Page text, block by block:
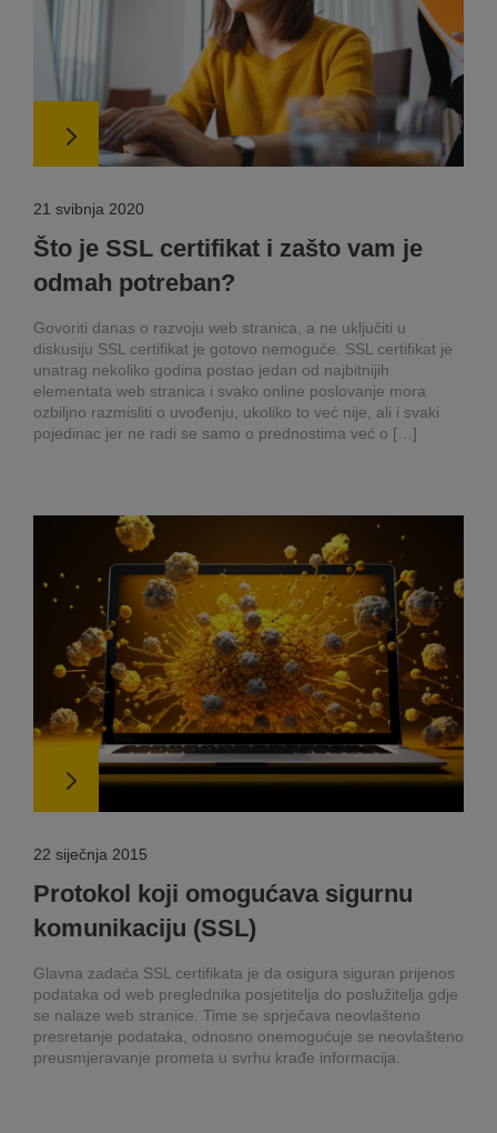
21 svibnja 2020
Što je SSL certifikat i zašto vam je
odmah potreban?
Govoriti danas o razvoju web stranica, a ne uključiti u
diskusiju SSL certifikat je gotovo nemoguće. SSL certifikat je
unatrag nekoliko godina postao jedan od najbitnijih
elementata web stranica i svako online poslovanje mora
ozbiljno razmisliti o uvođenju, ukoliko to već nije, ali i svaki
pojedinac jer ne radi se samo o prednostima već o […]
22 siječnja 2015
Protokol koji omogućava sigurnu
komunikaciju (SSL)
Glavna zadaća SSL certifikata je da osigura siguran prijenos
podataka od web preglednika posjetitelja do poslužitelja gdje
se nalaze web stranice. Time se sprječava neovlašteno
presretanje podataka, odnosno onemogućuje se neovlašteno
preusmjeravanje prometa u svrhu krađe informacija.